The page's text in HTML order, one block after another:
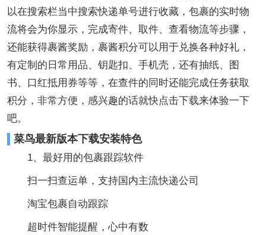
以在搜索栏当中搜索快递单号进行收藏，包裹的实时物
流将会为你显示，完成寄件、取件、查看物流等步骤，
还能获得裹酱奖励，裹酱积分可以用于兑换各种好礼，
有定制的日常用品、钥匙扣、手机壳，还有抽纸、图
书、口红抵用券等等，在查件的同时还能完成任务获取
积分，非常方便，感兴趣的话就快点击下载来体验一下
吧。
菜鸟最新版本下载安装特色
1、最好用的包裹跟踪软件
扫一扫查运单，支持国内主流快递公司
淘宝包裹自动跟踪
超时件智能提醒，心中有数